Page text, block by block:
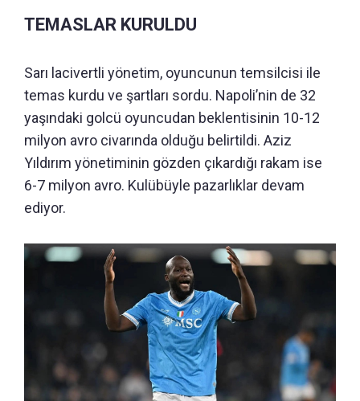
TEMASLAR KURULDU
Sarı lacivertli yönetim, oyuncunun temsilcisi ile
temas kurdu ve şartları sordu. Napoli’nin de 32
yaşındaki golcü oyuncudan beklentisinin 10-12
milyon avro civarında olduğu belirtildi. Aziz
Yıldırım yönetiminin gözden çıkardığı rakam ise
6-7 milyon avro. Kulübüyle pazarlıklar devam
ediyor.